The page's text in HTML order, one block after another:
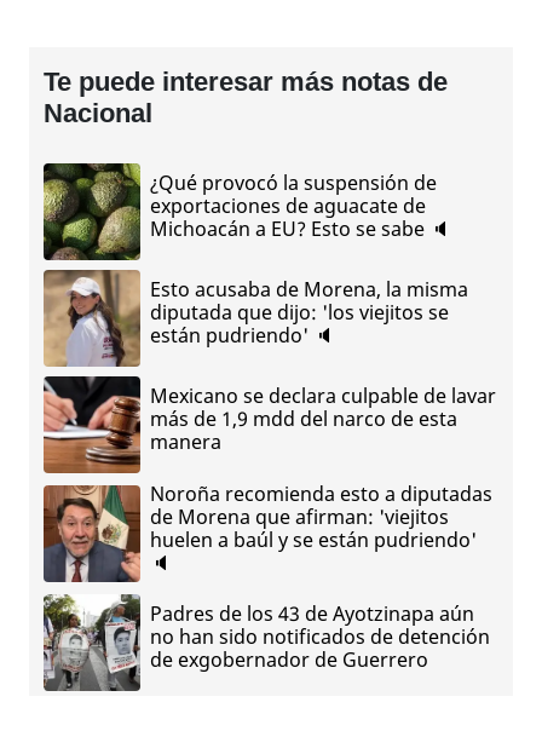
Te puede interesar más notas de
Nacional
¿Qué provocó la suspensión de
exportaciones de aguacate de
Michoacán a EU? Esto se sabe 🔈
Esto acusaba de Morena, la misma
diputada que dijo: 'los viejitos se
están pudriendo' 🔈
Mexicano se declara culpable de lavar
más de 1,9 mdd del narco de esta
manera
Noroña recomienda esto a diputadas
de Morena que afirman: 'viejitos
huelen a baúl y se están pudriendo'
🔈
Padres de los 43 de Ayotzinapa aún
no han sido notificados de detención
de exgobernador de Guerrero